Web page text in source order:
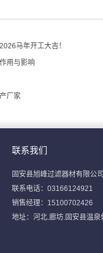
马年开工大吉！
用与影响
厂家
联系我们
固安县旭峰过滤器材有限公司
联系电话：03166124921
销售经理：15100702426
地址：河北.廊坊.固安县温泉